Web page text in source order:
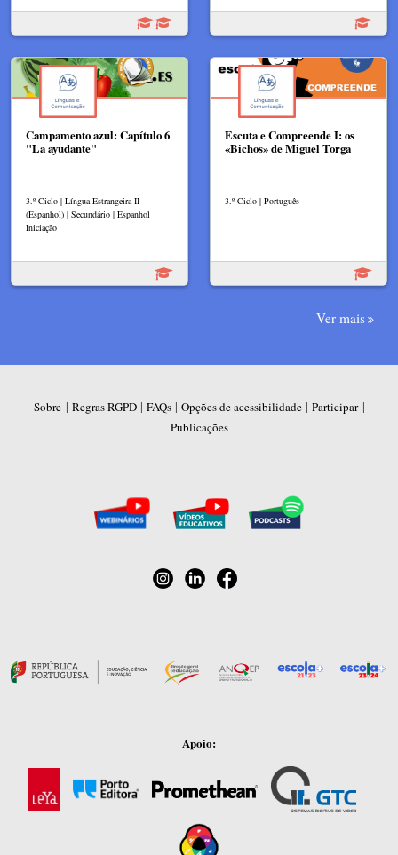
Campamento azul: Capítulo 6
"La ayudante"
3.º Ciclo | Língua Estrangeira II
(Espanhol) | Secundário | Espanhol
Iniciação
Escuta e Compreende I: os
«Bichos» de Miguel Torga
3.º Ciclo | Português
Ver mais
Sobre | Regras RGPD| FAQs| Opções de acessibilidade| Participar|
Publicações
Apoio: